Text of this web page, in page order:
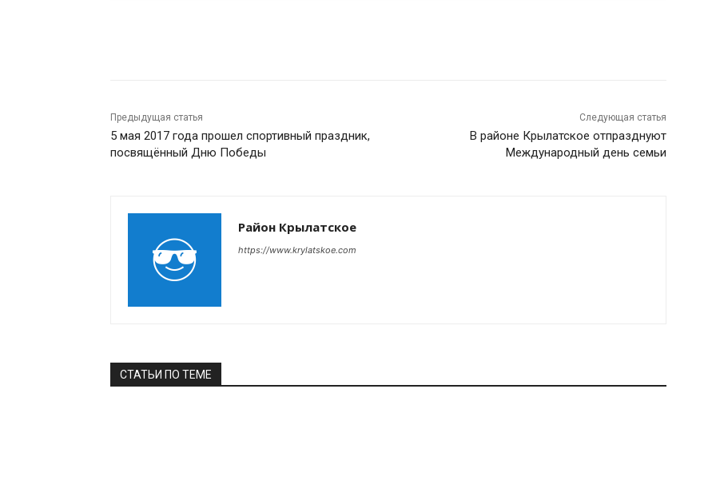
Предыдущая статья
5 мая 2017 года прошел спортивный праздник,
посвящённый Дню Победы
Следующая статья
В районе Крылатское отпразднуют
Международный день семьи
Район Крылатское
https://www.krylatskoe.com
СТАТЬИ ПО ТЕМЕ